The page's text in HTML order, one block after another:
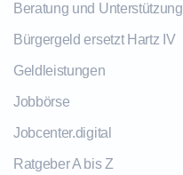
Beratung und Unterstützung
Bürgergeld ersetzt Hartz IV
Geldleistungen
Jobbörse
Jobcenter.digital
Ratgeber A bis Z